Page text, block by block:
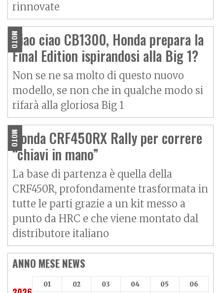
rinnovate
MOTO
Ciao ciao CB1300, Honda prepara la
Final Edition ispirandosi alla Big 1?
Non se ne sa molto di questo nuovo
modello, se non che in qualche modo si
rifarà alla gloriosa Big 1
MOTO
Honda CRF450RX Rally per correre
“chiavi in mano”
La base di partenza è quella della
CRF450R, profondamente trasformata in
tutte le parti grazie a un kit messo a
punto da HRC e che viene montato dal
distributore italiano
ANNO MESE NEWS
01 02 03 04 05 06